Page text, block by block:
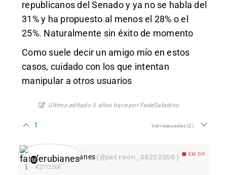
republicanos del Senado y ya no se habla del
31% y ha propuesto al menos el 28% o el
25%. Naturalmente sin éxito de momento
Como suele decir un amigo mío en estos
casos, cuidado con los que intentan
manipular a otros usuarios
Último editado 5 años hace por FedeSaladino
1 Ver respuestas(2)
fanderubianes(@patreon_36222350) EM Off
#2113266